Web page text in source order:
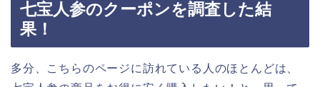
七宝人参のクーポンを調査した結
果！
多分、こちらのページに訪れている人のほとんどは、